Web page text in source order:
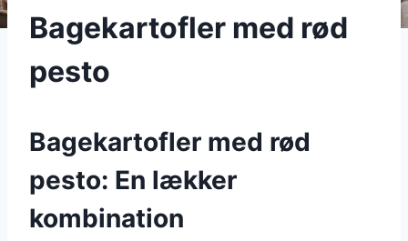
Bagekartofler med rød
pesto
Bagekartofler med rød
pesto: En lækker
kombination